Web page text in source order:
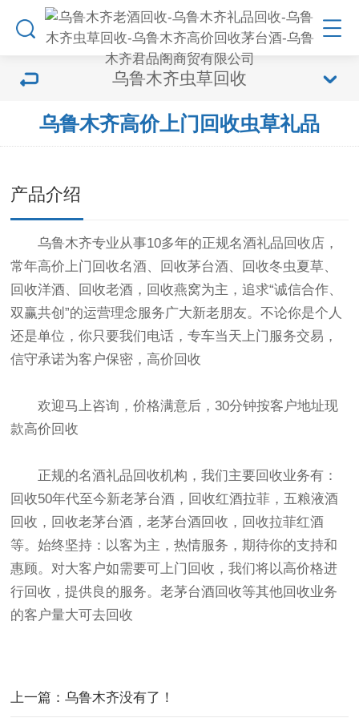
乌鲁木齐虫草回收
乌鲁木齐高价上门回收虫草礼品
产品介绍
乌鲁木齐专业从事10多年的正规名酒礼品回收店，
常年高价上门回收名酒、回收茅台酒、回收冬虫夏草、
回收洋酒、回收老酒，回收燕窝为主，追求“诚信合作、
双赢共创”的运营理念服务广大新老朋友。不论你是个人
还是单位，你只要我们电话，专车当天上门服务交易，
信守承诺为客户保密，高价回收
欢迎马上咨询，价格满意后，30分钟按客户地址现
款高价回收
正规的名酒礼品回收机构，我们主要回收业务有：
回收50年代至今新老茅台酒，回收红酒拉菲，五粮液酒
回收，回收老茅台酒，老茅台酒回收，回收拉菲红酒
等。始终坚持：以客为主，热情服务，期待你的支持和
惠顾。对大客户如需要可上门回收，我们将以高价格进
行回收，提供良的服务。老茅台酒回收等其他回收业务
的客户量大可去回收
上一篇：乌鲁木齐没有了！